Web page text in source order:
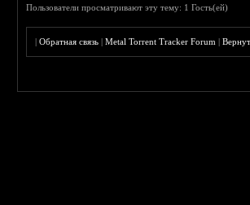
Пользователи просматривают эту тему: 1 Гость(ей)
|Обратная связь |Metal Torrent Tracker Forum |